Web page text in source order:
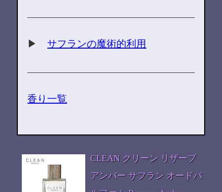
▶ サフランの魔術的利用
香り一覧
CLEAN クリーン リザーブ
アンバー サフラン オードパ